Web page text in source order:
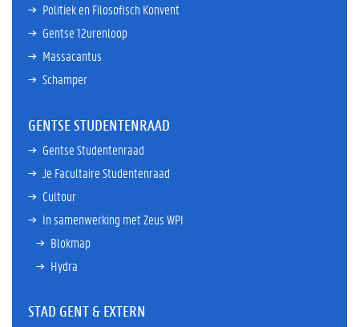
Politiek en Filosofisch Konvent
Gentse 12urenloop
Massacantus
Schamper
GENTSE STUDENTENRAAD
Gentse Studentenraad
Je Facultaire Studentenraad
Cultour
In samenwerking met Zeus WPI
Blokmap
Hydra
STAD GENT & EXTERN